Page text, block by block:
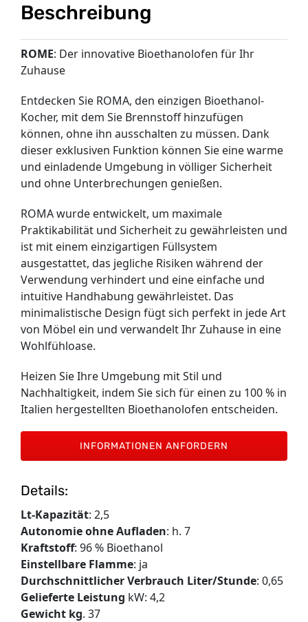
Beschreibung
ROME: Der innovative Bioethanolofen für Ihr
Zuhause
Entdecken Sie ROMA, den einzigen Bioethanol-
Kocher, mit dem Sie Brennstoff hinzufügen
können, ohne ihn ausschalten zu müssen. Dank
dieser exklusiven Funktion können Sie eine warme
und einladende Umgebung in völliger Sicherheit
und ohne Unterbrechungen genießen.
ROMA wurde entwickelt, um maximale
Praktikabilität und Sicherheit zu gewährleisten und
ist mit einem einzigartigen Füllsystem
ausgestattet, das jegliche Risiken während der
Verwendung verhindert und eine einfache und
intuitive Handhabung gewährleistet. Das
minimalistische Design fügt sich perfekt in jede Art
von Möbel ein und verwandelt Ihr Zuhause in eine
Wohlfühloase.
Heizen Sie Ihre Umgebung mit Stil und
Nachhaltigkeit, indem Sie sich für einen zu 100 % in
Italien hergestellten Bioethanolofen entscheiden.
INFORMATIONEN ANFORDERN
Details:
Lt-Kapazität: 2,5
Autonomie ohne Aufladen: h. 7
Kraftstoff: 96 % Bioethanol
Einstellbare Flamme: ja
Durchschnittlicher Verbrauch Liter/Stunde: 0,65
Gelieferte Leistung kW: 4,2
Gewicht kg. 37